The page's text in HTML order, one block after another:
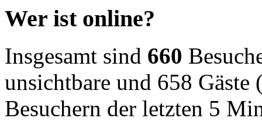
Wer ist online?
Insgesamt sind 660
unsichtbare und 658 Gäste
Besuchern der letzten 5